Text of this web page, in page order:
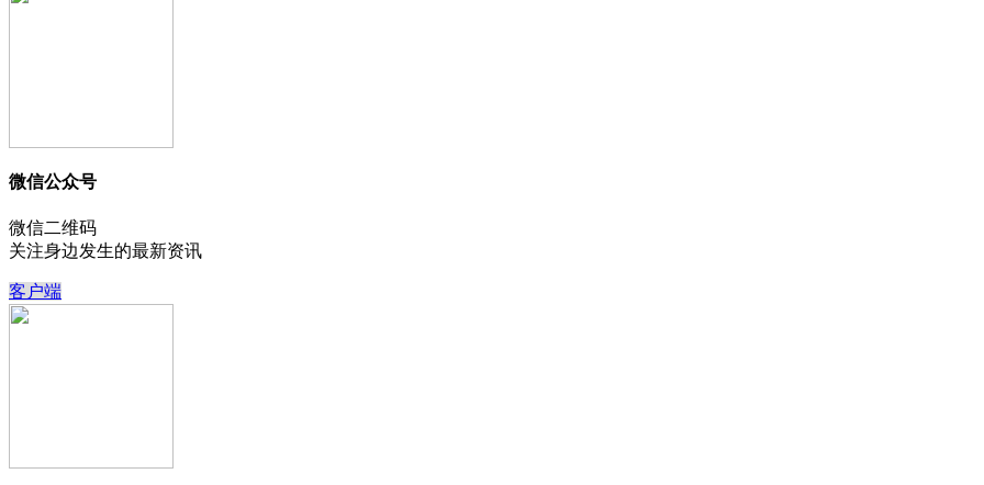
微信公众号
微信二维码
关注身边发生的最新资讯
客户端